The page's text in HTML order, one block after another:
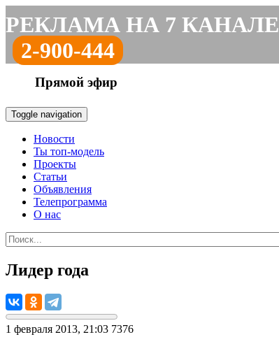
РЕКЛАМА НА 7 КАНАЛЕ
2-900-444
Прямой эфир
Toggle navigation
Новости
Ты топ-модель
Проекты
Статьи
Объявления
Телепрограмма
О нас
Лидер года
1 февраля 2013, 21:03 7376